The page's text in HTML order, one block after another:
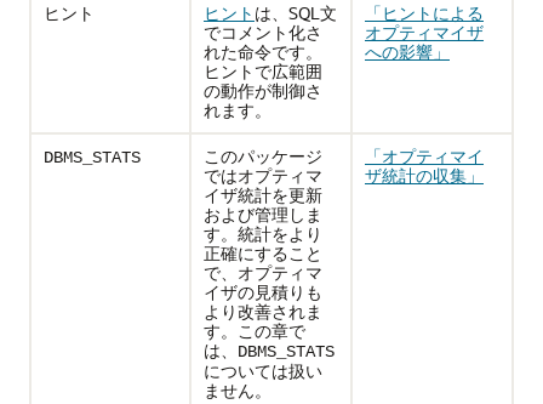
ヒント ヒント は、SQL文
でコメント化さ
れた命令です。
ヒントで広範囲
の動作が制御さ
れます。
「ヒントによる
オプティマイザ
への影響」
DBMS_STATS
このパッケージ
ではオプティマ
イザ統計を更新
および管理しま
す。統計をより
正確にすること
で、オプティマ
イザの見積りも
より改善されま
す。この章で
は、
DBMS_STATS
については扱い
ません。
「オプティマイ
ザ統計の収集」